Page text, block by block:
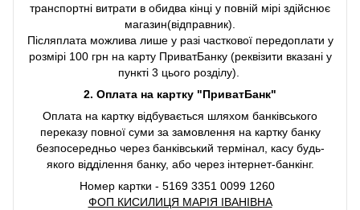
транспортні витрати в обидва кінці у повній мірі здійснює
магазин(відправник).
Післяплата можлива лише у разі часткової передоплати у
розмірі 100 грн на карту ПриватБанку (реквізити вказані у
пункті 3 цього розділу).
2. Оплата на картку "ПриватБанк"
Оплата на картку відбувається шляхом банківського
переказу повної суми за замовлення на картку банку
безпосередньо через банківський термінал, касу будь-
якого відділення банку, або через інтернет-банкінг.
Номер картки - 5169 3351 0099 1260
ФОП КИСИЛИЦЯ МАРІЯ ІВАНІВНА